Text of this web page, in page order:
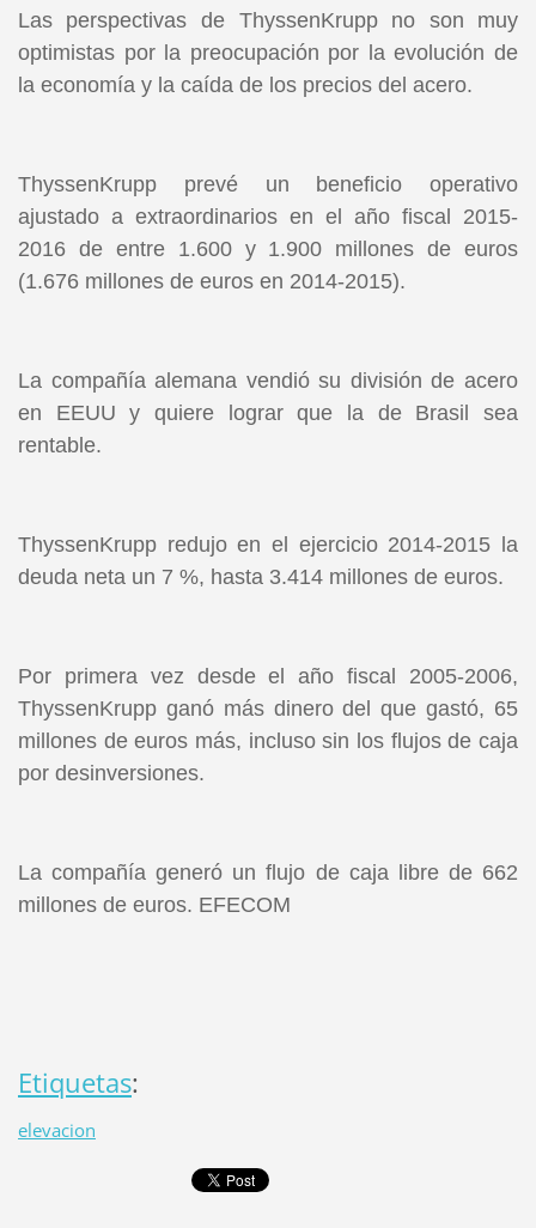
Las perspectivas de ThyssenKrupp no son muy
optimistas por la preocupación por la evolución de
la economía y la caída de los precios del acero.
ThyssenKrupp prevé un beneficio operativo
ajustado a extraordinarios en el año fiscal 2015-
2016 de entre 1.600 y 1.900 millones de euros
(1.676 millones de euros en 2014-2015).
La compañía alemana vendió su división de acero
en EEUU y quiere lograr que la de Brasil sea
rentable.
ThyssenKrupp redujo en el ejercicio 2014-2015 la
deuda neta un 7 %, hasta 3.414 millones de euros.
Por primera vez desde el año fiscal 2005-2006,
ThyssenKrupp ganó más dinero del que gastó, 65
millones de euros más, incluso sin los flujos de caja
por desinversiones.
La compañía generó un flujo de caja libre de 662
millones de euros. EFECOM
Etiquetas:
elevacion